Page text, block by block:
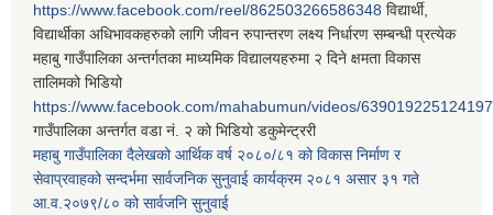
https://www.facebook.com/reel/862503266586348 विद्यार्थी,
विद्यार्थीका अधिभावकहरुको लागि जीवन रुपान्तरण लक्ष्य निर्धारण सम्बन्धी प्रत्येक
महाबु गाउँपालिका अन्तर्गतका माध्यमिक विद्यालयहरुमा २ दिने क्षमता विकास
तालिमको भिडियो
https://www.facebook.com/mahabumun/videos/639019225124197
गाउँपालिका अन्तर्गत वडा नं. २ को भिडियो डकुमेन्ट्ररी
महाबु गाउँपालिका दैलेखको आर्थिक वर्ष २०८०/८१ को विकास निर्माण र
सेवाप्रवाहको सन्दर्भमा सार्वजनिक सुनुवाई कार्यक्रम २०८१ असार ३१ गते
आ.व.२०७९/८० को सार्वजनि सुनुवाई